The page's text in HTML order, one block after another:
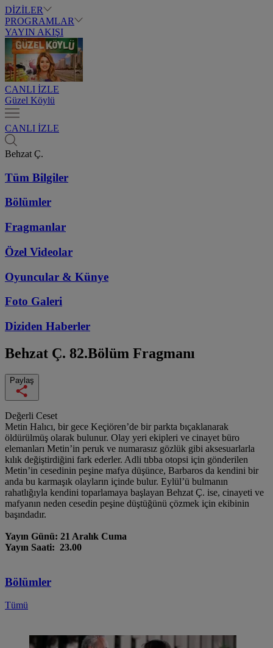
DİZİLER
PROGRAMLAR
YAYIN AKIŞI
CANLI İZLE
Güzel Köylü
CANLI İZLE
Behzat Ç.
Tüm Bilgiler
Bölümler
Fragmanlar
Özel Videolar
Oyuncular & Künye
Foto Galeri
Diziden Haberler
Behzat Ç. 82.Bölüm Fragmanı
Paylaş
Değerli Ceset
Metin Halıcı, bir gece Keçiören’de bir parkta bıçaklanarak
öldürülmüş olarak bulunur. Olay yeri ekipleri ve cinayet büro
elemanları Metin’in peruk ve numarasız gözlük gibi aksesuarlarla
kılık değiştirdiğini fark ederler. Adli tıbba otopsi için gönderilen
Metin’in cesedinin peşine mafya düşünce, Barbaros da kendini bir
anda bu karmaşık olayların içinde bulur. Eylül’ü bulmanın
rahatlığıyla kendini toparlamaya başlayan Behzat Ç. ise, cinayeti ve
mafyanın neden cesedin peşine düştüğünü çözmek için ekibinin
başındadır.
Yayın Günü: 21 Aralık Cuma
Yayın Saati: 23.00
Bölümler
Tümü